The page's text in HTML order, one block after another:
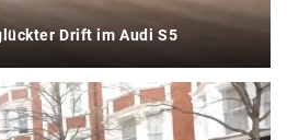
Drift im Audi S5